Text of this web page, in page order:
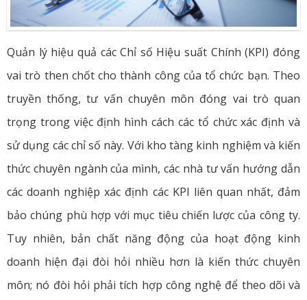
Quản lý hiệu quả các Chỉ số Hiệu suất Chính (KPI) đóng
vai trò then chốt cho thành công của tổ chức bạn. Theo
truyền thống, tư vấn chuyên môn đóng vai trò quan
trọng trong việc định hình cách các tổ chức xác định và
sử dụng các chỉ số này. Với kho tàng kinh nghiệm và kiến
thức chuyên ngành của mình, các nhà tư vấn hướng dẫn
các doanh nghiệp xác định các KPI liên quan nhất, đảm
bảo chúng phù hợp với mục tiêu chiến lược của công ty.
Tuy nhiên, bản chất năng động của hoạt động kinh
doanh hiện đại đòi hỏi nhiều hơn là kiến thức chuyên
môn; nó đòi hỏi phải tích hợp công nghệ để theo dõi và